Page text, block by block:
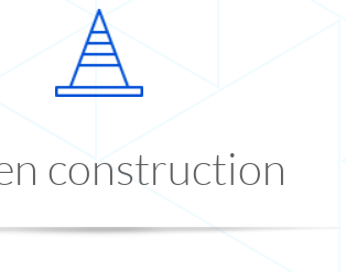
construction